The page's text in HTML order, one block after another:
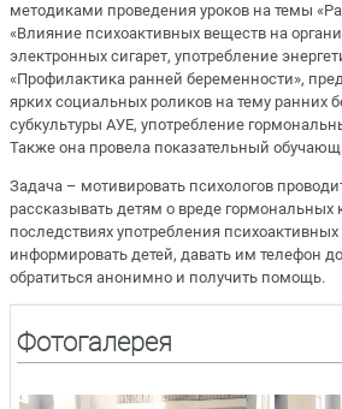
методиками проведения уроков на темы
«Влияние психоактивных веществ на
электронных сигарет, употребление
«Профилактика ранней беременности»,
ярких социальных роликов на тему ранних
субкультуры АУЕ, употребление
Также она провела показательный
Задача – мотивировать психологов
рассказывать детям о вреде гормональных
последствиях употребления
информировать детей, давать им телефон
обратиться анонимно и получить помощь.
Фотогалерея